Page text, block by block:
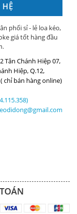
phối sỉ - lẻ loa kéo,
giá tốt hàng đầu
Tân Chánh Hiệp 07,
Hiệp, Q.12,
chỉ bán hàng online)